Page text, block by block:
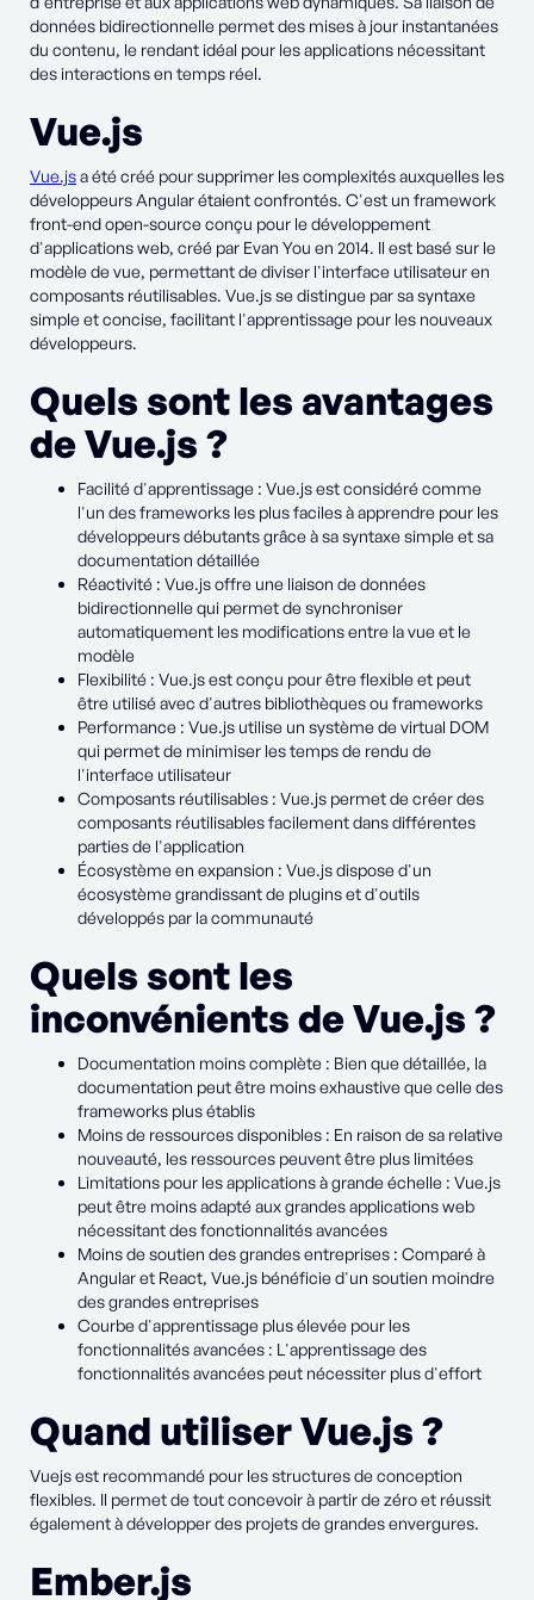
données bidirectionnelle permet des mises à jour instantanées
du contenu, le rendant idéal pour les applications nécessitant
des interactions en temps réel.
Vue.js
Vue.jsa été créé pour supprimer les complexités auxquelles les
développeurs Angular étaient confrontés. C'est un framework
front-end open-source conçu pour le développement
d'applications web, créé par Evan You en 2014. Il est basé sur le
modèle de vue, permettant de diviser l'interface utilisateur en
composants réutilisables. Vue.js se distingue par sa syntaxe
simple et concise, facilitant l'apprentissage pour les nouveaux
développeurs.
Quels sont les avantages
de Vue.js ?
Facilité d'apprentissage : Vue.js est considéré comme
l'un des frameworks les plus faciles à apprendre pour les
développeurs débutants grâce à sa syntaxe simple et sa
documentation détaillée
Réactivité : Vue.js offre une liaison de données
bidirectionnelle qui permet de synchroniser
automatiquement les modifications entre la vue et le
modèle
Flexibilité : Vue.js est conçu pour être flexible et peut
être utilisé avec d'autres bibliothèques ou frameworks
Performance : Vue.js utilise un système de virtual DOM
qui permet de minimiser les temps de rendu de
l'interface utilisateur
Composants réutilisables : Vue.js permet de créer des
composants réutilisables facilement dans différentes
parties de l'application
Écosystème en expansion : Vue.js dispose d'un
écosystème grandissant de plugins et d'outils
développés par la communauté
Quels sont les
inconvénients de Vue.js ?
Documentation moins complète : Bien que détaillée, la
documentation peut être moins exhaustive que celle des
frameworks plus établis
Moins de ressources disponibles : En raison de sa relative
nouveauté, les ressources peuvent être plus limitées
Limitations pour les applications à grande échelle : Vue.js
peut être moins adapté aux grandes applications web
nécessitant des fonctionnalités avancées
Moins de soutien des grandes entreprises : Comparé à
Angular et React, Vue.js bénéficie d'un soutien moindre
des grandes entreprises
Courbe d'apprentissage plus élevée pour les
fonctionnalités avancées : L'apprentissage des
fonctionnalités avancées peut nécessiter plus d'effort
Quand utiliser Vue.js ?
Vuejs est recommandé pour les structures de conception
flexibles. Il permet de tout concevoir à partir de zéro et réussit
également à développer des projets de grandes envergures.
Ember.js